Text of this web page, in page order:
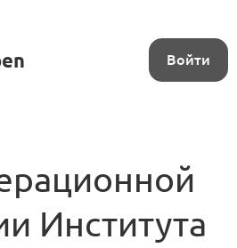
Войти
Института